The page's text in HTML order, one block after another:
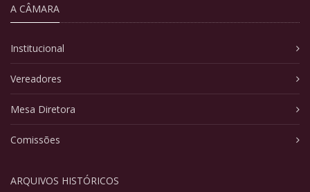
A CÂMARA
Institucional
Vereadores
Mesa Diretora
Comissões
ARQUIVOS HISTÓRICOS